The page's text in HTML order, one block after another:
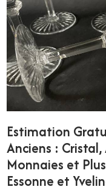
Estimation
Anciens :
Monnaies et
Essonne et